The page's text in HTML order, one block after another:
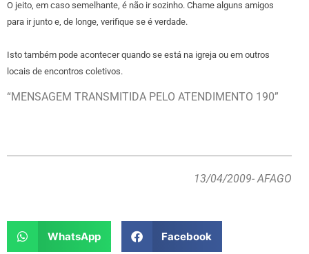
O jeito, em caso semelhante, é não ir sozinho. Chame alguns amigos
para ir junto e, de longe, verifique se é verdade.
Isto também pode acontecer quando se está na igreja ou em outros
locais de encontros coletivos.
“MENSAGEM TRANSMITIDA PELO ATENDIMENTO 190”
13/04/2009- AFAGO
WhatsApp Facebook